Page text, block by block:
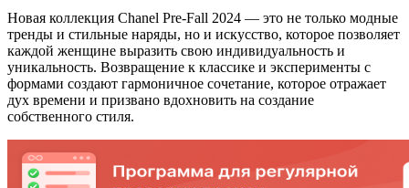
Новая коллекция Chanel Pre-Fall 2024 — это не только модные
тренды и стильные наряды, но и искусство, которое позволяет
каждой женщине выразить свою индивидуальность и
уникальность. Возвращение к классике и эксперименты с
формами создают гармоничное сочетание, которое отражает
дух времени и призвано вдохновить на создание
собственного стиля.